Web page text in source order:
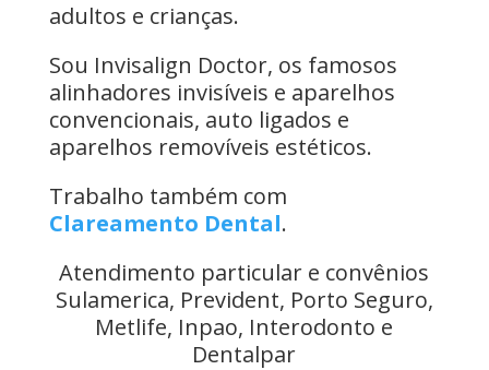
adultos e crianças.
Sou Invisalign Doctor, os famosos
alinhadores invisíveis e aparelhos
convencionais, auto ligados e
aparelhos removíveis estéticos.
Trabalho também com
Clareamento Dental.
Atendimento particular e convênios
Sulamerica, Prevident, Porto Seguro,
Metlife, Inpao, Interodonto e
Dentalpar